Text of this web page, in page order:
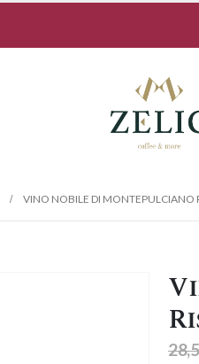
VINO NOBILE DI MONTEPULCIANO